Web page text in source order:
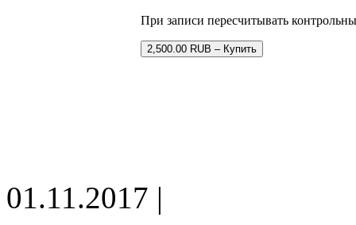
При записи пересчитывать
2,500.00 RUB – Купить
01.11.2017 |